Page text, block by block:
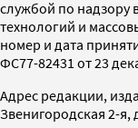
службой по надзору
технологий и
номер и дата
ФС77-82431 от 23
Адрес редакции,
Звенигородская 2-я,